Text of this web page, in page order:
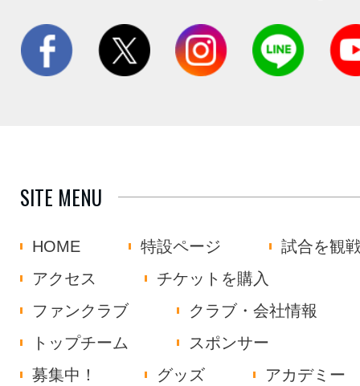
SITE MENU
HOME 特設ページ
試合を観
アクセス
チケットを購入
ファンクラブ
クラブ・会社情報
トップチーム
スポンサー
募集中！
グッズ
アカデミー